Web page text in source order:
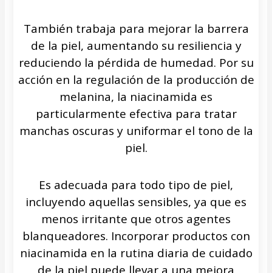
También trabaja para mejorar la barrera
de la piel, aumentando su resiliencia y
reduciendo la pérdida de humedad. Por su
acción en la regulación de la producción de
melanina, la niacinamida es
particularmente efectiva para tratar
manchas oscuras y uniformar el tono de la
piel.
Es adecuada para todo tipo de piel,
incluyendo aquellas sensibles, ya que es
menos irritante que otros agentes
blanqueadores. Incorporar productos con
niacinamida en la rutina diaria de cuidado